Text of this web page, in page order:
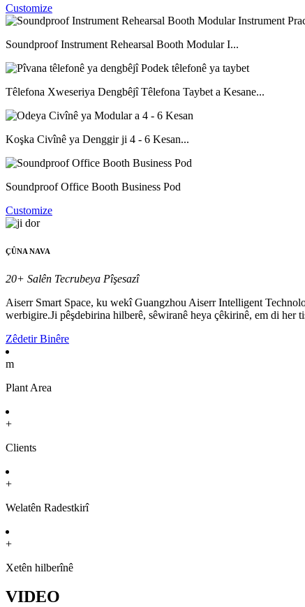
Customize
Soundproof Instrument Rehearsal Booth Modular I...
Têlefona Xweseriya Dengbêjî Têlefona Taybet a Kesane...
Koşka Civînê ya Denggir ji 4 - 6 Kesan...
Soundproof Office Booth Business Pod
Customize
ÇÛNA NAVA
20+ Salên Tecrubeya Pîşesazî
Aiserr Smart Space, ku wekî Guangzhou Aiserr Intelligent
werbigire.Ji pêşdebirina hilberê, sêwiranê heya çêkirinê, em di her
Zêdetir Binêre
m
Plant Area
+
Clients
+
Welatên Radestkirî
+
Xetên hilberînê
VIDEO